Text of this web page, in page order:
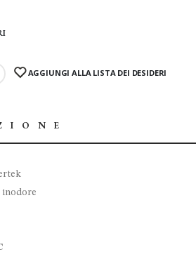
AGGIUNGI ALLA LISTA DEI DESIDERI
inodore